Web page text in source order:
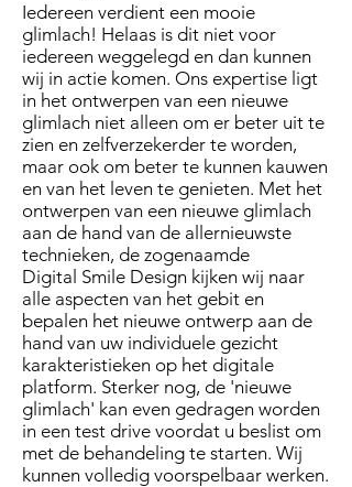
Iedereen verdient een mooie
glimlach! Helaas is dit niet voor
iedereen weggelegd en dan kunnen
wij in actie komen. Ons expertise ligt
in het ontwerpen van een nieuwe
glimlach niet alleen om er beter uit te
zien en zelfverzekerder te worden,
maar ook om beter te kunnen kauwen
en van het leven te genieten. Met het
ontwerpen van een nieuwe glimlach
aan de hand van de allernieuwste
technieken, de zogenaamde
Digital Smile Design kijken wij naar
alle aspecten van het gebit en
bepalen het nieuwe ontwerp aan de
hand van uw individuele gezicht
karakteristieken op het digitale
platform. Sterker nog, de 'nieuwe
glimlach' kan even gedragen worden
in een test drive voordat u beslist om
met de behandeling te starten. Wij
kunnen volledig voorspelbaar werken.